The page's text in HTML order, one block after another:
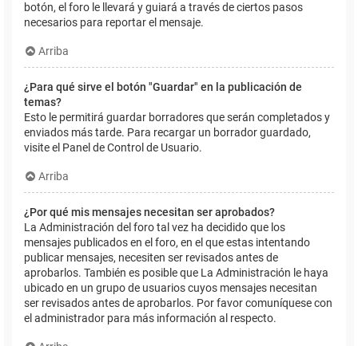
botón, el foro le llevará y guiará a través de ciertos pasos
necesarios para reportar el mensaje.
Arriba
¿Para qué sirve el botón "Guardar" en la publicación de
temas?
Esto le permitirá guardar borradores que serán completados y
enviados más tarde. Para recargar un borrador guardado,
visite el Panel de Control de Usuario.
Arriba
¿Por qué mis mensajes necesitan ser aprobados?
La Administración del foro tal vez ha decidido que los
mensajes publicados en el foro, en el que estas intentando
publicar mensajes, necesiten ser revisados antes de
aprobarlos. También es posible que La Administración le haya
ubicado en un grupo de usuarios cuyos mensajes necesitan
ser revisados antes de aprobarlos. Por favor comuníquese con
el administrador para más información al respecto.